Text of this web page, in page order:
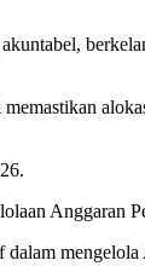
Anggaran